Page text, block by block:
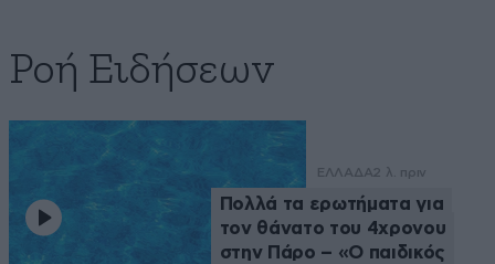
Ροή Ειδήσεων
ΕΛΛΑΔΑ2 λ. πριν
Πολλά τα ερωτήματα για
τον θάνατο του 4χρονου
στην Πάρο – «Ο παιδικός